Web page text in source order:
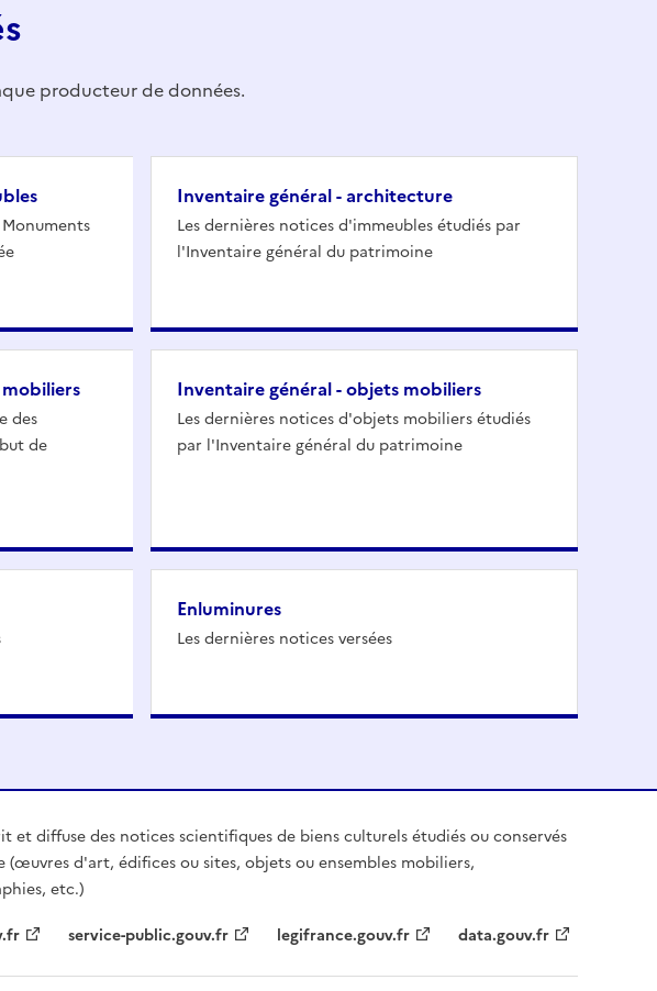
producteur de données.
Inventaire général - architecture
Les dernières notices d'immeubles étudiés par
l'Inventaire général du patrimoine
des
de
Inventaire général - objets mobiliers
Les dernières notices d'objets mobiliers étudiés
par l'Inventaire général du patrimoine
Enluminures
Les dernières notices versées
et diffuse des notices scientifiques de biens culturels étudiés ou conservés
(œuvres d'art, édifices ou sites, objets ou ensembles mobiliers,
etc.)
service-public.gouv.fr legifrance.gouv.fr data.gouv.fr